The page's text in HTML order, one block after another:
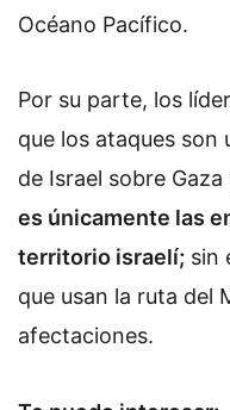
Océano Pacífico.
Por su parte, los
que los ataques son
de Israel sobre
es únicamente las
territorio israelí; sin
que usan la ruta del
afectaciones.